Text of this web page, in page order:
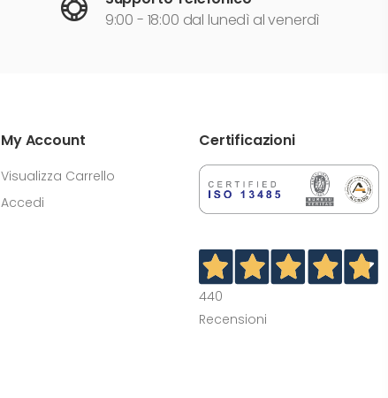
9:00 - 18:00 dal lunedì al venerdì
My Account
Visualizza Carrello
Accedi
Certificazioni
440
Recensioni